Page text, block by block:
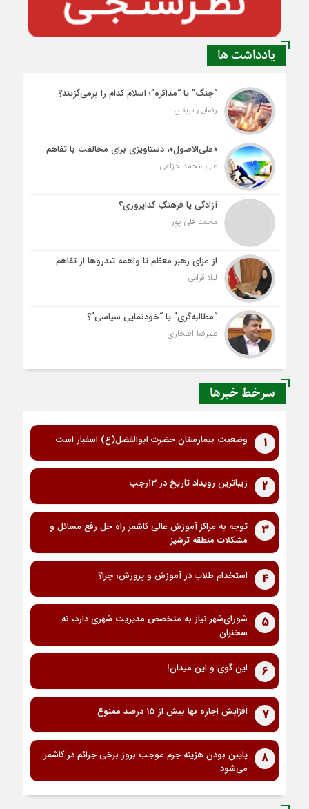
یادداشت ها
“جنگ” یا “مذاکره”؛ اسلام کدام را برمی‌گزیند؟
رضایی تربقان
«علی‌الاصول»، دستاویزی برای مخالفت با تفاهم
علی محمد خزاعی
آزادگی یا فرهنگِ گداپروری؟
محمد قلی پور
از عزای رهبر معظم تا واهمه تندروها از تفاهم
لیلا قرایی
“مطالبه‌گری” یا “خودنمایی سیاسی”؟
علیرضا افتخاری
سرخط خبرها
1 وضعیت بیمارستان حضرت ابوالفضل(ع) اسفبار است
2 زیباترین رویداد تاریخ در ۱۳رجب
3
توجه به مراکز آموزش عالی کاشمر راهِ حل رفع مسائل و
مشکلات منطقه ترشیز
4 استخدام طلاب در آموزش و پرورش، چرا؟
5
شورای‌شهر نیاز به متخصص مدیریت شهری دارد، نه
سخنران
6 این گوی و این میدان!
7 افزایش اجاره بها بیش از 15 درصد ممنوع
8
پایین بودن هزینه جرم موجب بروز برخی جرائم در کاشمر
می‌شود